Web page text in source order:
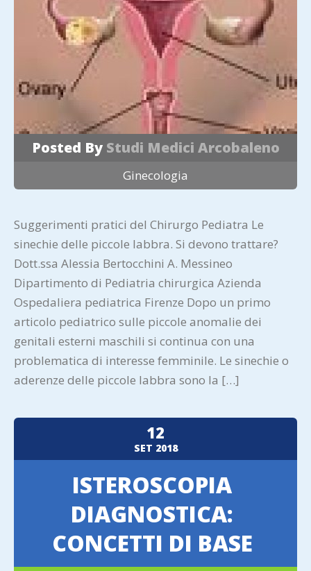
Posted By Studi Medici Arcobaleno
Ginecologia
Suggerimenti pratici del Chirurgo Pediatra Le
sinechie delle piccole labbra. Si devono trattare?
Dott.ssa Alessia Bertocchini A. Messineo
Dipartimento di Pediatria chirurgica Azienda
Ospedaliera pediatrica Firenze Dopo un primo
articolo pediatrico sulle piccole anomalie dei
genitali esterni maschili si continua con una
problematica di interesse femminile. Le sinechie o
aderenze delle piccole labbra sono la […]
12
SET 2018
ISTEROSCOPIA
DIAGNOSTICA:
CONCETTI DI BASE